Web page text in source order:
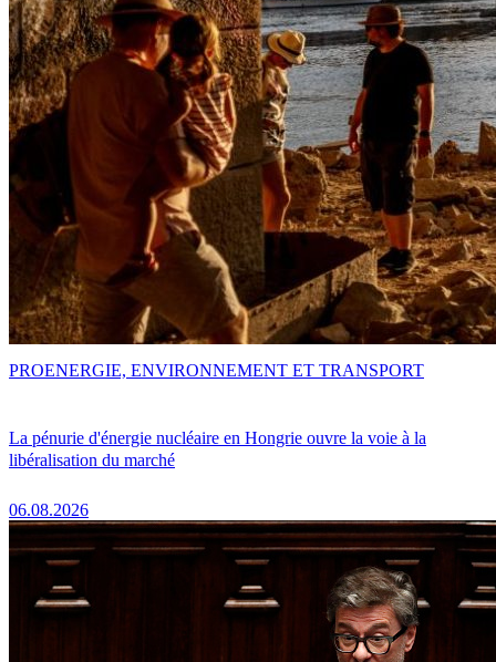
La pénurie d'énergie nucléaire en Hongrie ouvre la voie à la
libéralisation du marché
06.08.2026
PROENERGIE, ENVIRONNEMENT ET TRANSPORT